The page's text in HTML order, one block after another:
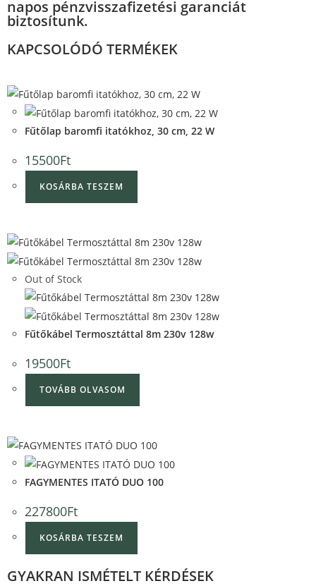
napos pénzvisszafizetési garanciát
biztosítunk.
KAPCSOLÓDÓ TERMÉKEK
Fűtőlap baromfi itatókhoz, 30 cm, 22 W
15500Ft
KOSÁRBA TESZEM
Out of Stock
Fűtőkábel Termosztáttal 8m 230v 128w
19500Ft
TOVÁBB OLVASOM
FAGYMENTES ITATÓ DUO 100
227800Ft
KOSÁRBA TESZEM
GYAKRAN ISMÉTELT KÉRDÉSEK